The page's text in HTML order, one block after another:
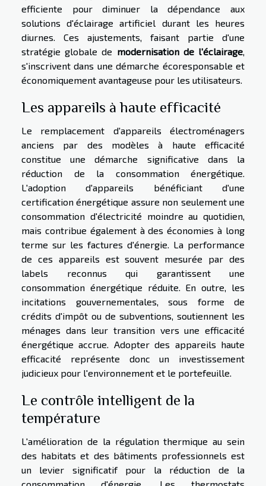
efficiente pour diminuer la dépendance aux
solutions d'éclairage artificiel durant les heures
diurnes. Ces ajustements, faisant partie d'une
stratégie globale de modernisation de l'éclairage,
s'inscrivent dans une démarche écoresponsable et
économiquement avantageuse pour les utilisateurs.
Les appareils à haute efficacité
Le remplacement d'appareils électroménagers
anciens par des modèles à haute efficacité
constitue une démarche significative dans la
réduction de la consommation énergétique.
L'adoption d'appareils bénéficiant d'une
certification énergétique assure non seulement une
consommation d'électricité moindre au quotidien,
mais contribue également à des économies à long
terme sur les factures d'énergie. La performance
de ces appareils est souvent mesurée par des
labels reconnus qui garantissent une
consommation énergétique réduite. En outre, les
incitations gouvernementales, sous forme de
crédits d'impôt ou de subventions, soutiennent les
ménages dans leur transition vers une efficacité
énergétique accrue. Adopter des appareils haute
efficacité représente donc un investissement
judicieux pour l'environnement et le portefeuille.
Le contrôle intelligent de la
température
L'amélioration de la régulation thermique au sein
des habitats et des bâtiments professionnels est
un levier significatif pour la réduction de la